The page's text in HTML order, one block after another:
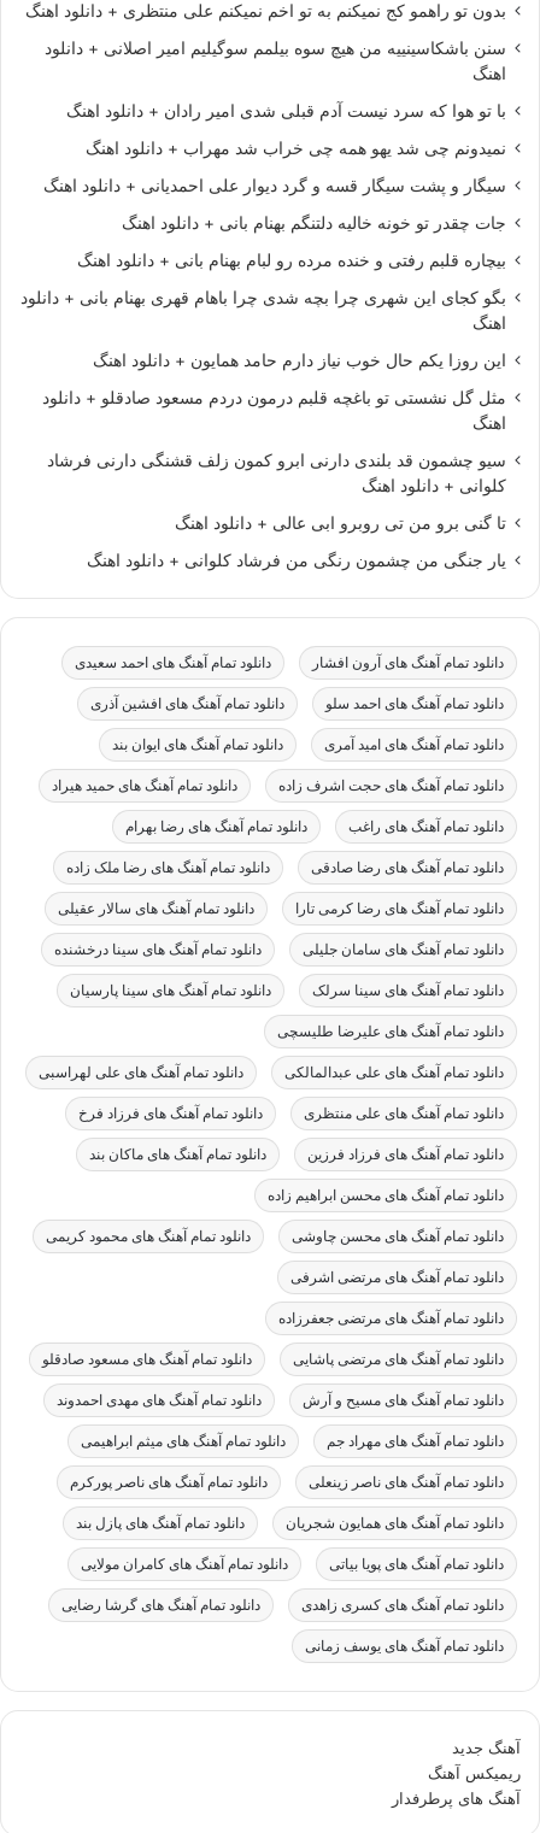
بدون تو راهمو کج نمیکنم به تو اخم نمیکنم علی منتظری + دانلود اهنگ
سنن باشکاسینییه من هیچ سوه بیلمم سوگیلیم امیر اصلانی + دانلود
اهنگ
با تو هوا که سرد نیست آدم قبلی شدی امیر رادان + دانلود اهنگ
نمیدونم چی شد یهو همه چی خراب شد مهراب + دانلود اهنگ
سیگار و پشت سیگار قسه و گرد دیوار علی احمدیانی + دانلود اهنگ
جات چقدر تو خونه خالیه دلتنگم بهنام بانی + دانلود اهنگ
بیچاره قلبم رفتی و خنده مرده رو لبام بهنام بانی + دانلود اهنگ
بگو کجای این شهری چرا بچه شدی چرا باهام قهری بهنام بانی + دانلود
اهنگ
این روزا یکم حال خوب نیاز دارم حامد همایون + دانلود اهنگ
مثل گل نشستی تو باغچه قلبم درمون دردم مسعود صادقلو + دانلود
اهنگ
سیو چشمون قد بلندی دارنی ابرو کمون زلف قشنگی دارنی فرشاد
کلوانی + دانلود اهنگ
تا گنی برو من تی روبرو ابی عالی + دانلود اهنگ
یار جنگی من چشمون رنگی من فرشاد کلوانی + دانلود اهنگ
دانلود تمام آهنگ های آرون افشار دانلود تمام آهنگ های احمد سعیدی
دانلود تمام آهنگ های احمد سلو دانلود تمام آهنگ های افشین آذری
دانلود تمام آهنگ های امید آمری دانلود تمام آهنگ های ایوان بند
دانلود تمام آهنگ های حجت اشرف زاده دانلود تمام آهنگ های حمید هیراد
دانلود تمام آهنگ های راغب دانلود تمام آهنگ های رضا بهرام
دانلود تمام آهنگ های رضا صادقی دانلود تمام آهنگ های رضا ملک زاده
دانلود تمام آهنگ های رضا کرمی تارا دانلود تمام آهنگ های سالار عقیلی
دانلود تمام آهنگ های سامان جلیلی دانلود تمام آهنگ های سینا درخشنده
دانلود تمام آهنگ های سینا سرلک دانلود تمام آهنگ های سینا پارسیان
دانلود تمام آهنگ های علیرضا طلیسچی
دانلود تمام آهنگ های علی عبدالمالکی دانلود تمام آهنگ های علی لهراسبی
دانلود تمام آهنگ های علی منتظری دانلود تمام آهنگ های فرزاد فرخ
دانلود تمام آهنگ های فرزاد فرزین دانلود تمام آهنگ های ماکان بند
دانلود تمام آهنگ های محسن ابراهیم زاده
دانلود تمام آهنگ های محسن چاوشی دانلود تمام آهنگ های محمود کریمی
دانلود تمام آهنگ های مرتضی اشرفی
دانلود تمام آهنگ های مرتضی جعفرزاده
دانلود تمام آهنگ های مرتضی پاشایی دانلود تمام آهنگ های مسعود صادقلو
دانلود تمام آهنگ های مسیح و آرش دانلود تمام آهنگ های مهدی احمدوند
دانلود تمام آهنگ های مهراد جم دانلود تمام آهنگ های میثم ابراهیمی
دانلود تمام آهنگ های ناصر زینعلی دانلود تمام آهنگ های ناصر پورکرم
دانلود تمام آهنگ های همایون شجریان دانلود تمام آهنگ های پازل بند
دانلود تمام آهنگ های پویا بیاتی دانلود تمام آهنگ های کامران مولایی
دانلود تمام آهنگ های کسری زاهدی دانلود تمام آهنگ های گرشا رضایی
دانلود تمام آهنگ های یوسف زمانی
آهنگ جدید
ریمیکس آهنگ
آهنگ های پرطرفدار